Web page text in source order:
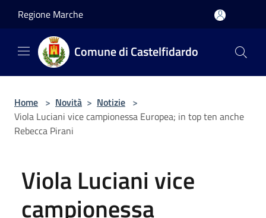
Regione Marche
Comune di Castelfidardo
Home > Novità > Notizie >
Viola Luciani vice campionessa Europea; in top ten anche
Rebecca Pirani
Viola Luciani vice
campionessa